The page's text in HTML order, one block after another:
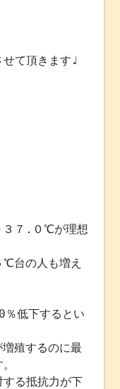
て頂きます♩
３７.０℃が理想
℃台の人も増え
低下するとい
殖するのに最
る抵抗力が下